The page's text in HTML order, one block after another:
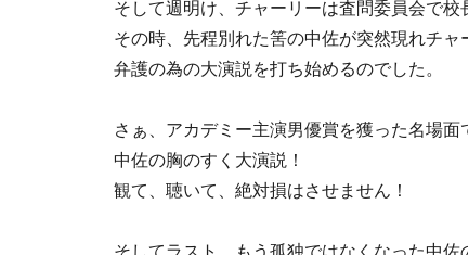
そして週明け、チャーリーは査問委員会で校
その時、先程別れた筈の中佐が突然現れチャ
弁護の為の大演説を打ち始めるのでした。
さぁ、アカデミー主演男優賞を獲った名場面
中佐の胸のすく大演説！
観て、聴いて、絶対損はさせません！
そしてラスト、もう孤独ではなくなった中佐